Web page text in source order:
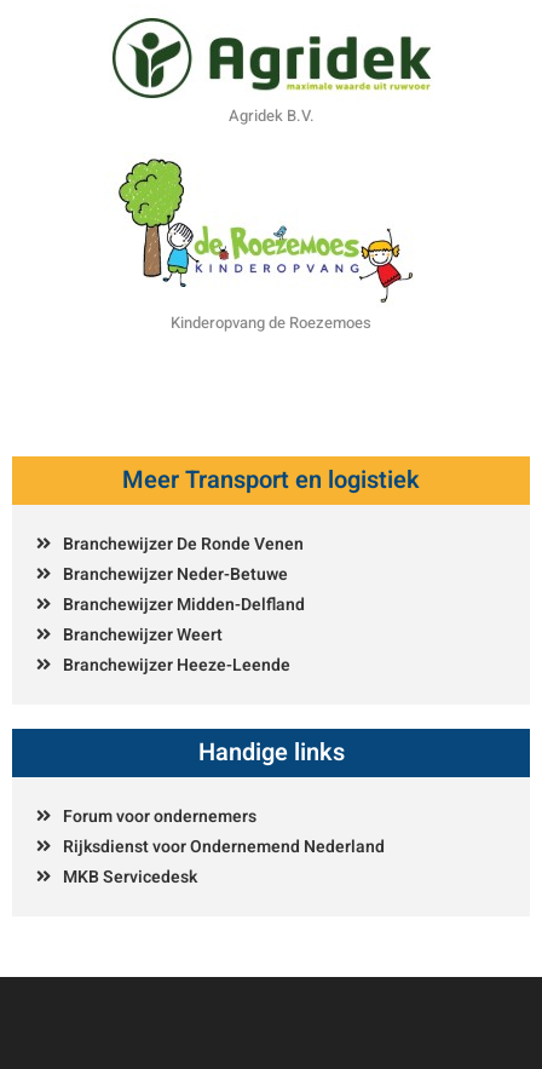
Agridek B.V.
Kinderopvang de Roezemoes
Meer Transport en logistiek
Branchewijzer De Ronde Venen
Branchewijzer Neder-Betuwe
Branchewijzer Midden-Delfland
Branchewijzer Weert
Branchewijzer Heeze-Leende
Handige links
Forum voor ondernemers
Rijksdienst voor Ondernemend Nederland
MKB Servicedesk